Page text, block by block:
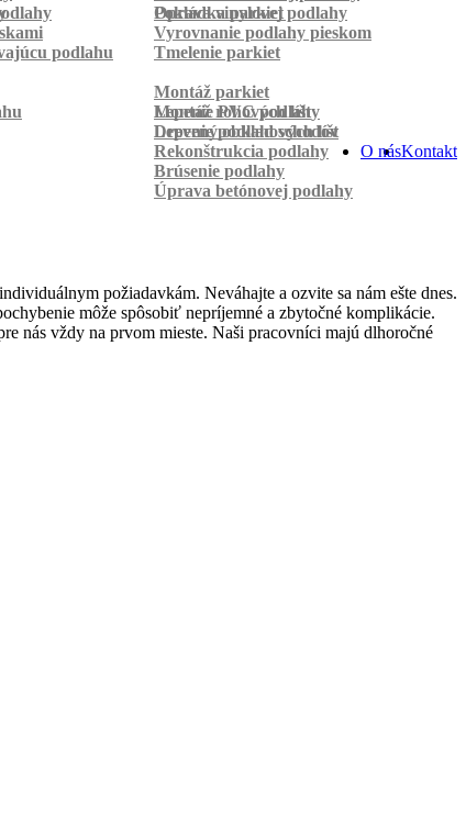
Pokládka parkiet
Oprava vinylovej podlahy
Vyrovnanie podlahy pieskom
podlahu
Tmelenie parkiet
Montáž parkiet
Montáž rohových líšt
Lepenie PVC podlahy
Lepenie podlahových líšt
Drevený obklad schodov
Rekonštrukcia podlahy
Brúsenie podlahy
Úprava betónovej podlahy
Kontakt
O nás
požiadavkám. Neváhajte a ozvite sa nám ešte dnes.
môže spôsobiť nepríjemné a zbytočné komplikácie.
nás vždy na prvom mieste. Naši pracovníci majú dlhoročné